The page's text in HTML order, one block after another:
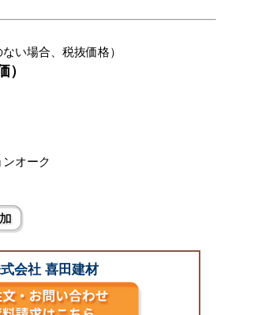
い場合、税抜価格）
）
オーク
会社 喜田建材